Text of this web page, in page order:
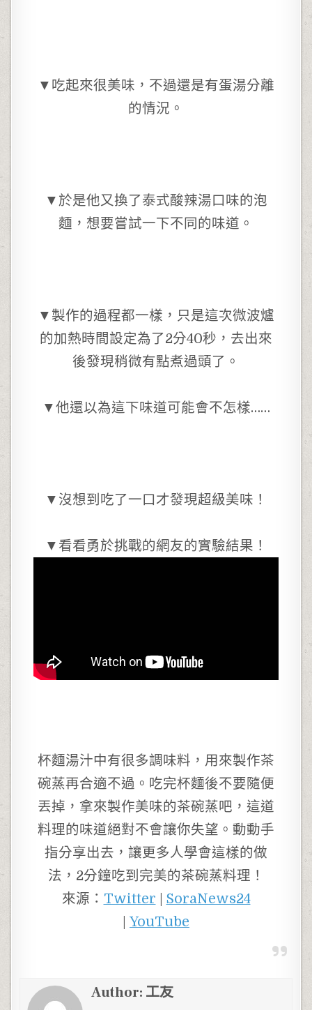
▼吃起來很美味，不過還是有蛋湯分離
的情況。
▼於是他又換了泰式酸辣湯口味的泡
麵，想要嘗試一下不同的味道。
▼製作的過程都一樣，只是這次微波爐
的加熱時間設定為了2分40秒，去出來
後發現稍微有點煮過頭了。
▼他還以為這下味道可能會不怎樣……
▼沒想到吃了一口才發現超級美味！
▼看看勇於挑戰的網友的實驗結果！
杯麵湯汁中有很多調味料，用來製作茶
碗蒸再合適不過。吃完杯麵後不要隨便
丟掉，拿來製作美味的茶碗蒸吧，這道
料理的味道絕對不會讓你失望。動動手
指分享出去，讓更多人學會這樣的做
法，2分鐘吃到完美的茶碗蒸料理！
來源： Twitter
SoraNews24
YouTube
Author: 工友